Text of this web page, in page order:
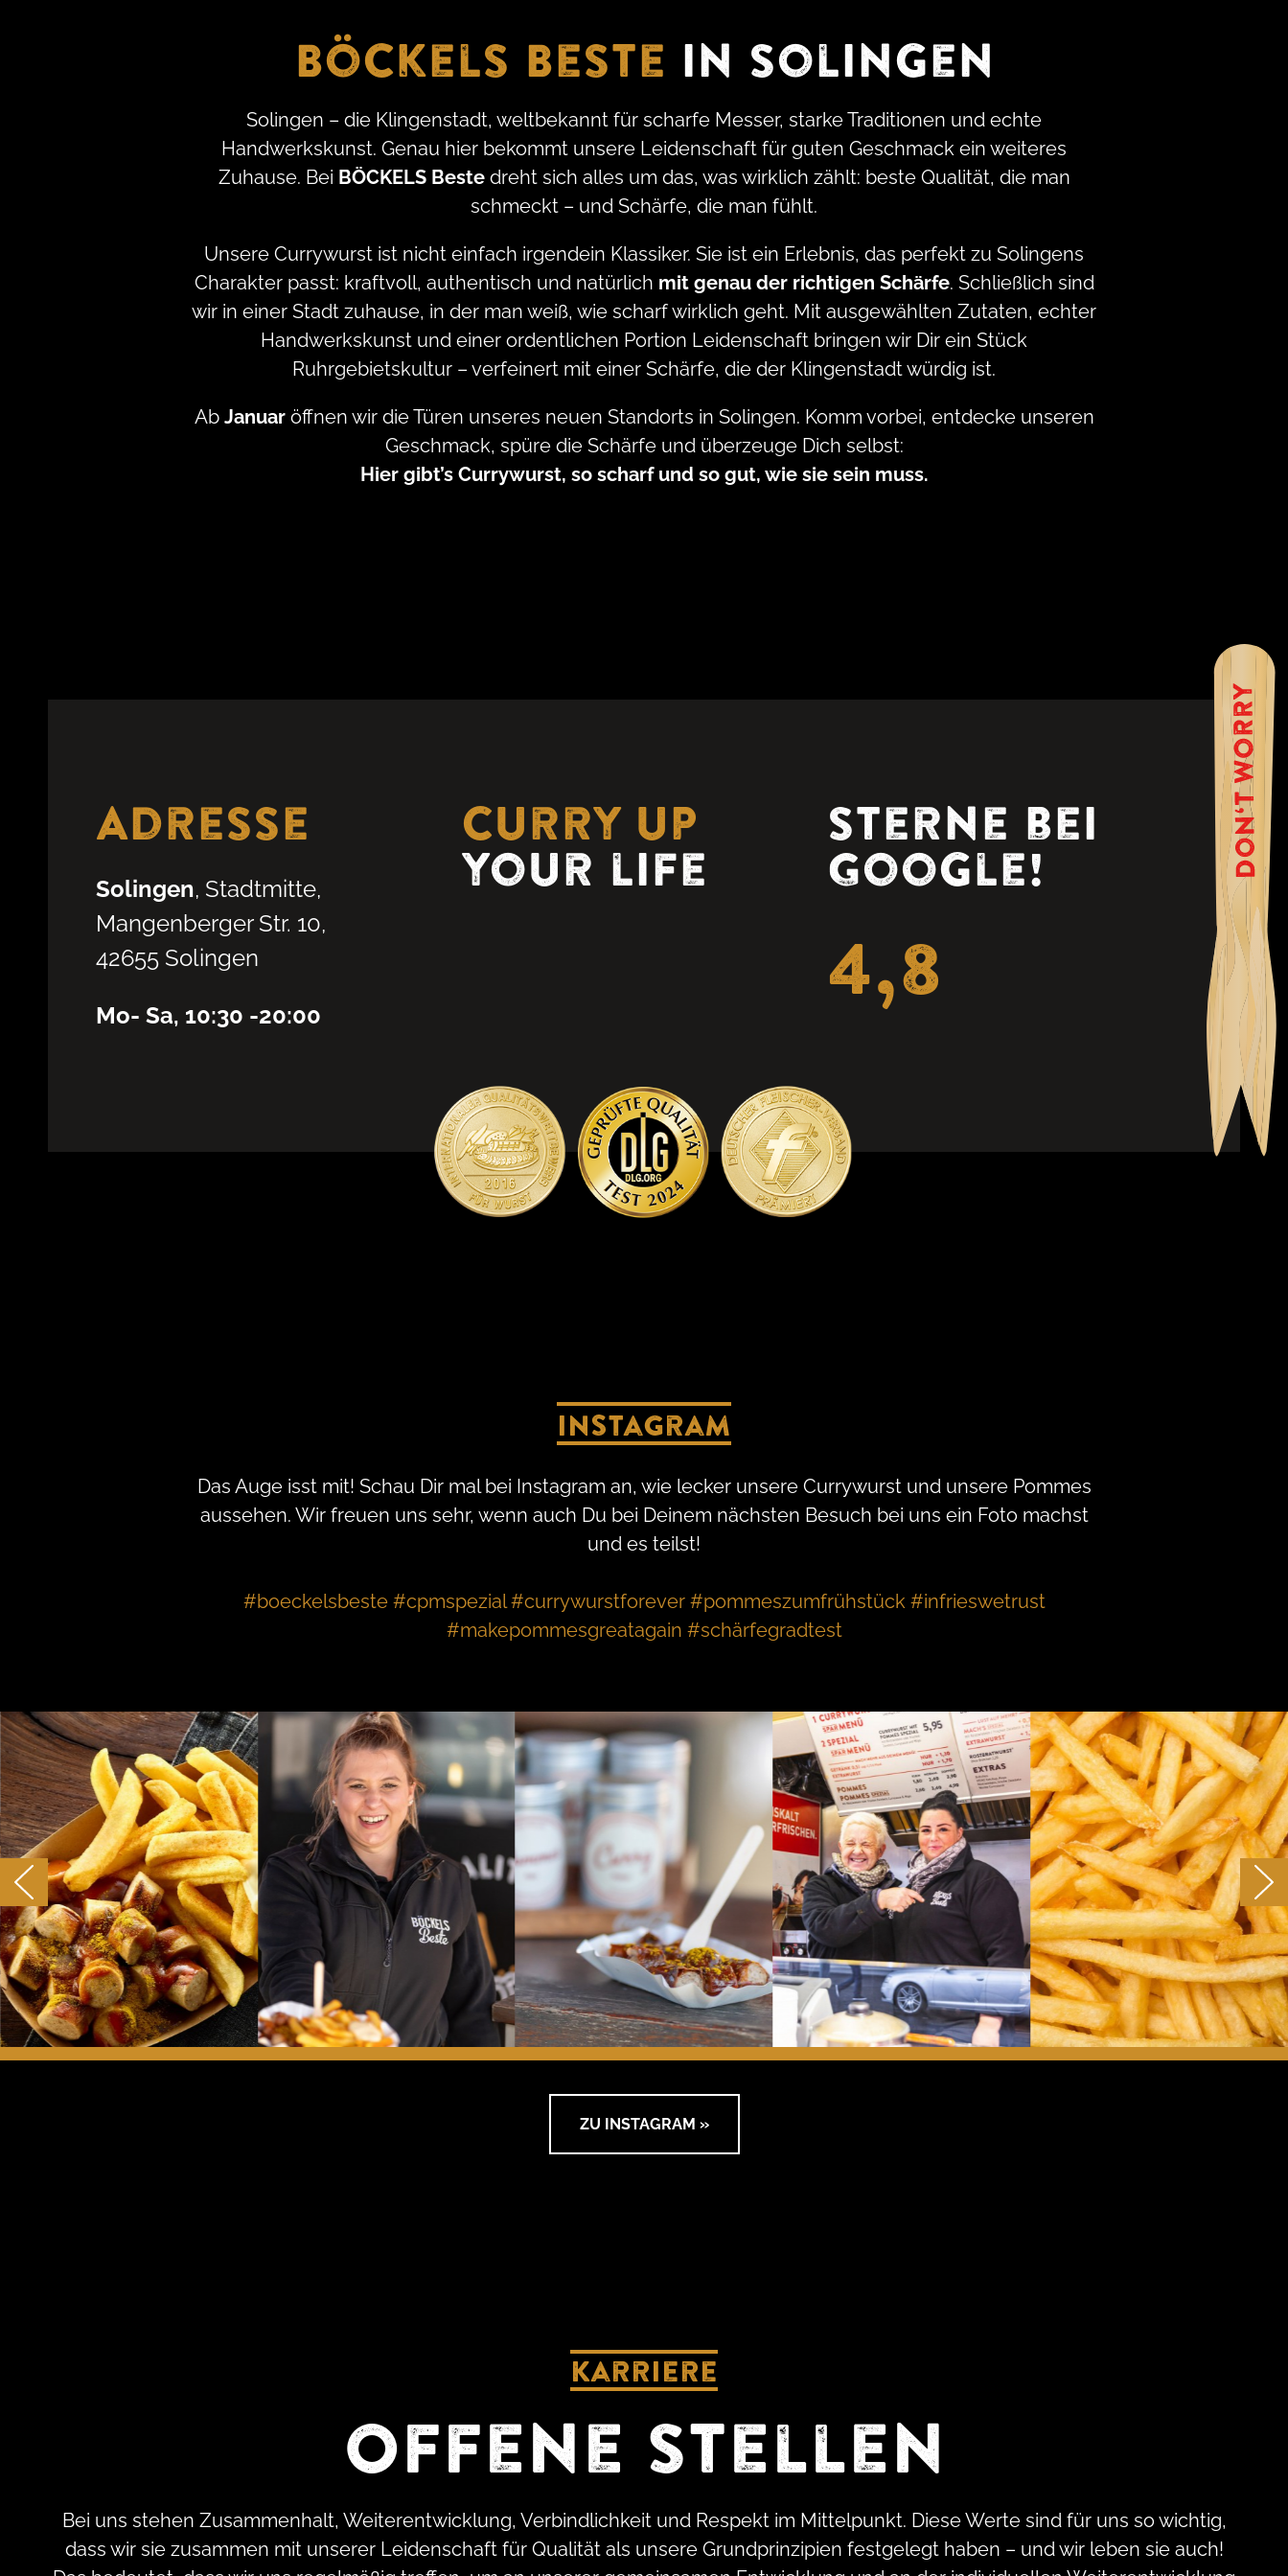
Böckels Beste in Solingen
Solingen – die Klingenstadt, weltbekannt für scharfe Messer, starke Traditionen und echte
Handwerkskunst. Genau hier bekommt unsere Leidenschaft für guten Geschmack ein weiteres
Zuhause. Bei BÖCKELS Bestedreht sich alles um das, was wirklich zählt: beste Qualität, die man
schmeckt – und Schärfe, die man fühlt.
Unsere Currywurst ist nicht einfach irgendein Klassiker. Sie ist ein Erlebnis, das perfekt zu Solingens
Charakter passt: kraftvoll, authentisch und natürlich mit genau der richtigen Schärfe. Schließlich sind
wir in einer Stadt zuhause, in der man weiß, wie scharf wirklich geht. Mit ausgewählten Zutaten, echter
Handwerkskunst und einer ordentlichen Portion Leidenschaft bringen wir Dir ein Stück
Ruhrgebietskultur – verfeinert mit einer Schärfe, die der Klingenstadt würdig ist.
Ab Januaröffnen wir die Türen unseres neuen Standorts in Solingen. Komm vorbei, entdecke unseren
Geschmack, spüre die Schärfe und überzeuge Dich selbst:
Hier gibt’s Currywurst, so scharf und so gut, wie sie sein muss.
Adresse
Solingen, Stadtmitte,
Mangenberger Str. 10,
42655 Solingen
Mo- Sa, 10:30 -20:00
Curry up
your life
Sterne bei
Google!
4,8
Instagram
Das Auge isst mit! Schau Dir mal bei Instagram an, wie lecker unsere Currywurst und unsere Pommes
aussehen. Wir freuen uns sehr, wenn auch Du bei Deinem nächsten Besuch bei uns ein Foto machst
und es teilst!
#boeckelsbeste #cpmspezial #currywurstforever #pommeszumfrühstück #infrieswetrust
#makepommesgreatagain #schärfegradtest
ZU INSTAGRAM »
Karriere
Offene Stellen
Bei uns stehen Zusammenhalt, Weiterentwicklung, Verbindlichkeit und Respekt im Mittelpunkt. Diese Werte sind für uns so wichtig,
dass wir sie zusammen mit unserer Leidenschaft für Qualität als unsere Grundprinzipien festgelegt haben – und wir leben sie auch!